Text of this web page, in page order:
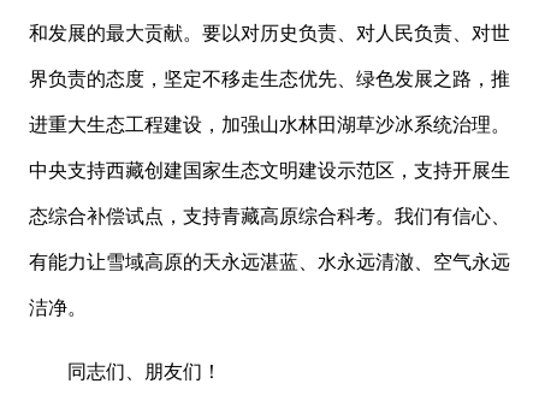
和发展的最大贡献。要以对历史负责、对人民负责、对世
界负责的态度，坚定不移走生态优先、绿色发展之路，推
进重大生态工程建设，加强山水林田湖草沙冰系统治理。
中央支持西藏创建国家生态文明建设示范区，支持开展生
态综合补偿试点，支持青藏高原综合科考。我们有信心、
有能力让雪域高原的天永远湛蓝、水永远清澈、空气永远
洁净。
同志们、朋友们！